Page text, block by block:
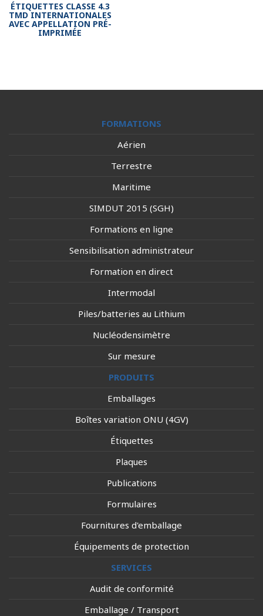
ÉTIQUETTES CLASSE 4.3
TMD INTERNATIONALES
AVEC APPELLATION PRÉ-
IMPRIMÉE
FORMATIONS
Aérien
Terrestre
Maritime
SIMDUT 2015 (SGH)
Formations en ligne
Sensibilisation administrateur
Formation en direct
Intermodal
Piles/batteries au Lithium
Nucléodensimètre
Sur mesure
PRODUITS
Emballages
Boîtes variation ONU (4GV)
Étiquettes
Plaques
Publications
Formulaires
Fournitures d'emballage
Équipements de protection
SERVICES
Audit de conformité
Emballage / Transport